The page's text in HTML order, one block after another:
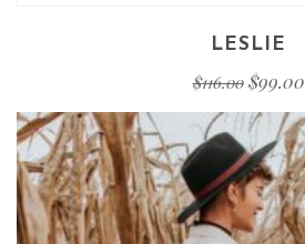
LESLIE
$116.00 $99.00